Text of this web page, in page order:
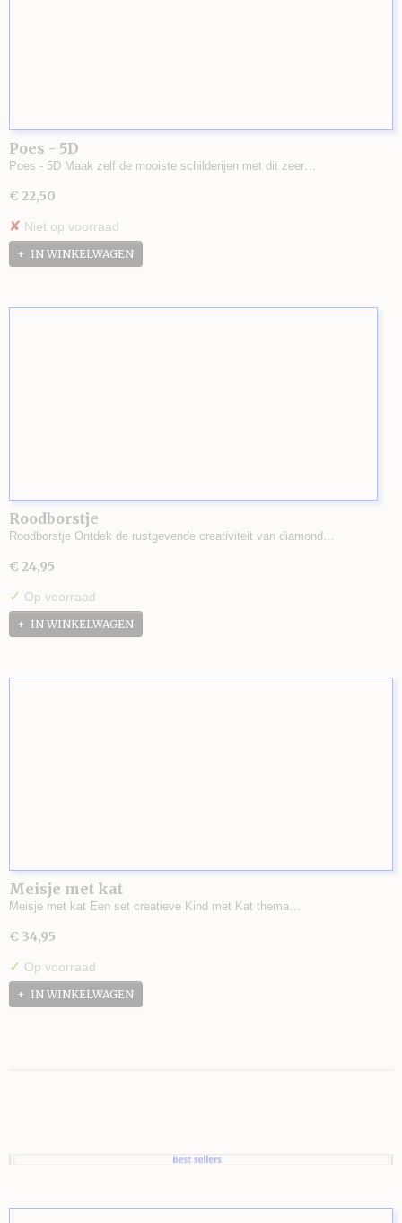
Poes - 5D
Poes - 5D Maak zelf de mooiste schilderijen met dit zeer…
€ 22,50
✘ Niet op voorraad
IN WINKELWAGEN
Roodborstje
Roodborstje Ontdek de rustgevende creativiteit van diamond…
€ 24,95
✓ Op voorraad
IN WINKELWAGEN
Meisje met kat
Meisje met kat Een set creatieve Kind met Kat thema…
€ 34,95
✓ Op voorraad
IN WINKELWAGEN